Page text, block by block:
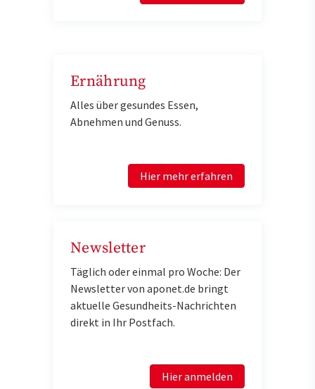
Ernährung
Alles über gesundes Essen,
Abnehmen und Genuss.
Hier mehr erfahren
Newsletter
Täglich oder einmal pro Woche: Der
Newsletter von aponet.de bringt
aktuelle Gesundheits-Nachrichten
direkt in Ihr Postfach.
Hier anmelden